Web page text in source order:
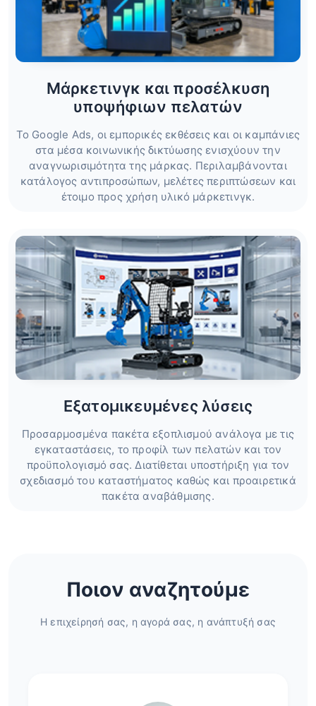
Μάρκετινγκ και προσέλκυση
υποψήφιων πελατών
Το Google Ads, οι εμπορικές εκθέσεις και οι καμπάνιες
στα μέσα κοινωνικής δικτύωσης ενισχύουν την
αναγνωρισιμότητα της μάρκας. Περιλαμβάνονται
κατάλογος αντιπροσώπων, μελέτες περιπτώσεων και
έτοιμο προς χρήση υλικό μάρκετινγκ.
Εξατομικευμένες λύσεις
Προσαρμοσμένα πακέτα εξοπλισμού ανάλογα με τις
εγκαταστάσεις, το προφίλ των πελατών και τον
προϋπολογισμό σας. Διατίθεται υποστήριξη για τον
σχεδιασμό του καταστήματος καθώς και προαιρετικά
πακέτα αναβάθμισης.
Ποιον αναζητούμε
Η επιχείρησή σας, η αγορά σας, η ανάπτυξή σας